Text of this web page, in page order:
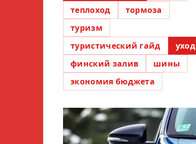
теплоход
тормоза
туризм
туристический гайд
уход
финский залив
шины
экономия бюджета